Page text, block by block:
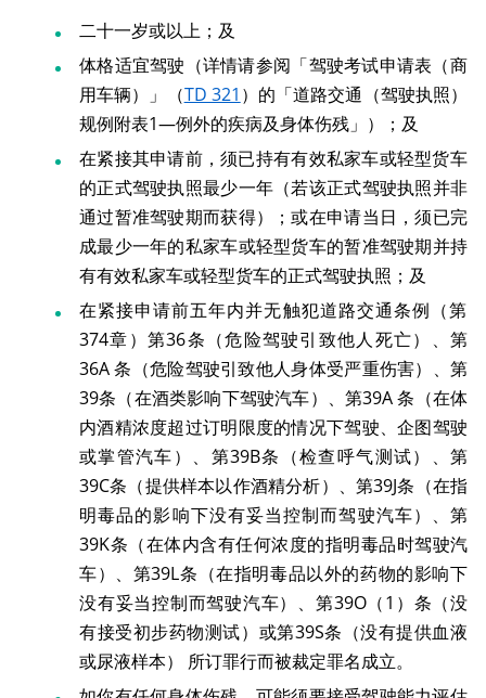
二十一岁或以上；及
体格适宜驾驶（详情请参阅「驾驶考试申请表（商
用车辆）」（TD 321 ）的「道路交通（驾驶执照）
规例附表1—例外的疾病及身体伤残」）；及
在紧接其申请前，须已持有有效私家车或轻型货车
的正式驾驶执照最少一年（若该正式驾驶执照并非
通过暂准驾驶期而获得）；或在申请当日，须已完
成最少一年的私家车或轻型货车的暂准驾驶期并持
有有效私家车或轻型货车的正式驾驶执照；及
在紧接申请前五年内并无触犯道路交通条例（第
374章）第36条（危险驾驶引致他人死亡）、第
36A 条（危险驾驶引致他人身体受严重伤害）、第
39条（在酒类影响下驾驶汽车）、第39A 条（在体
内酒精浓度超过订明限度的情况下驾驶、企图驾驶
或掌管汽车）、第39B条（检查呼气测试）、第
39C条（提供样本以作酒精分析）、第39J条（在指
明毒品的影响下没有妥当控制而驾驶汽车）、第
39K条（在体内含有任何浓度的指明毒品时驾驶汽
车）、第39L条（在指明毒品以外的药物的影响下
没有妥当控制而驾驶汽车）、第39O（1）条（没
有接受初步药物测试）或第39S条（没有提供血液
或尿液样本） 所订罪行而被裁定罪名成立。